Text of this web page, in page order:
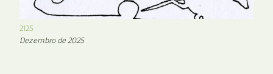
2125
Dezembro de 2025